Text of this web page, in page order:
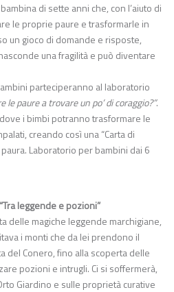
di sette anni che, con l’aiuto di
le proprie paure e trasformarle in
un gioco di domande e risposte,
una fragilità e può diventare
parteciperanno al laboratorio
le paure a trovare un po’ di coraggio?”.
i bimbi potranno trasformare le
creando così una “Carta di
Laboratorio per bambini dai 6
leggende e pozioni”
delle magiche leggende marchigiane,
i monti che da lei prendono il
del Conero, fino alla scoperta delle
pozioni e intrugli. Ci si soffermerà,
Giardino e sulle proprietà curative